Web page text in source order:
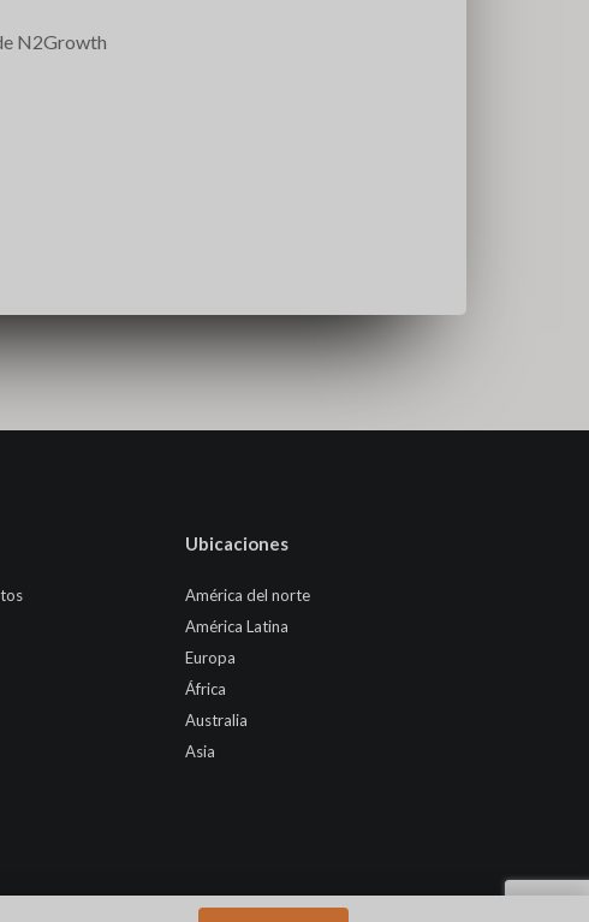
N2Growth
Ubicaciones
América del norte
América Latina
Europa
África
Australia
Asia